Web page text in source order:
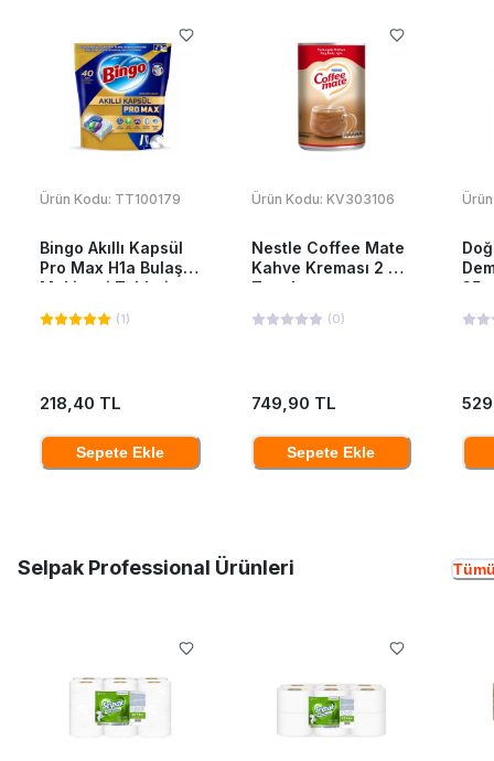
Ürün Kodu: TT100179
Bingo Akıllı Kapsül
Pro Max H1a Bulaşık
Makinesi Tableti
40'Lı
(1)
218,40 TL
Sepete Ekle
Ürün Kodu: KV303106
Nestle Coffee Mate
Kahve Kreması 2 Kg
Teneke
(0)
749,90 TL
Sepete Ekle
Selpak Professional Ürünleri